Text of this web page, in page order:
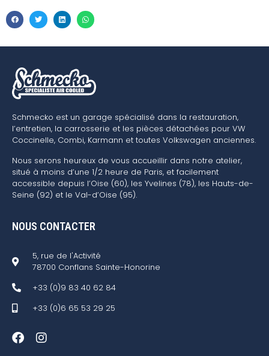
Schmecko est un garage spécialisé dans la restauration,
l’entretien, la carrosserie et les pièces détachées pour VW
Coccinelle, Combi, Karmann et toutes Volkswagen anciennes.
Nous serons heureux de vous accueillir dans notre atelier,
situé à moins d’une 1/2 heure de Paris, et facilement
accessible depuis l’Oise (60), les Yvelines (78), les Hauts-de-
Seine (92) et le Val-d’Oise (95).
NOUS CONTACTER
5, rue de l'Activité
78700 Conflans Sainte-Honorine
+33 (0)9 83 40 62 84
+33 (0)6 65 53 29 25